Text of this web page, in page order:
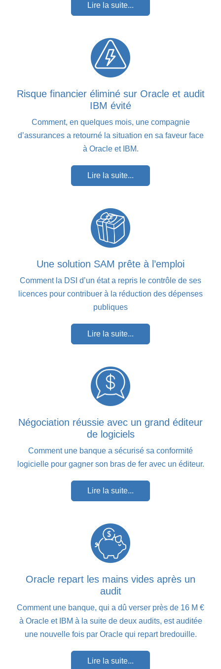
Lire la suite...
Risque financier éliminé sur Oracle et audit
IBM évité
Comment, en quelques mois, une compagnie
d’assurances a retourné la situation en sa faveur face
à Oracle et IBM.
Lire la suite...
Une solution SAM prête à l’emploi
Comment la DSI d’un état a repris le contrôle de ses
licences pour contribuer à la réduction des dépenses
publiques
Lire la suite...
Négociation réussie avec un grand éditeur
de logiciels
Comment une banque a sécurisé sa conformité
logicielle pour gagner son bras de fer avec un éditeur.
Lire la suite...
Oracle repart les mains vides après un
audit
Comment une banque, qui a dû verser près de 16 M €
à Oracle et IBM à la suite de deux audits, est auditée
une nouvelle fois par Oracle qui repart bredouille.
Lire la suite...